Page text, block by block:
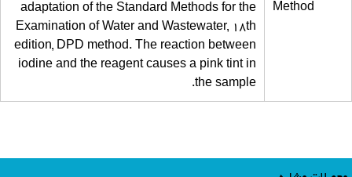
Method
adaptation of the Standard Methods for the
Examination of Water and Wastewater, 18th
edition, DPD method. The reaction between
iodine and the reagent causes a pink tint in
the sample.